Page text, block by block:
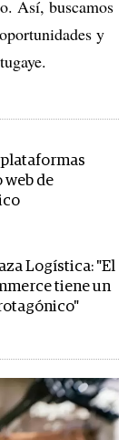
Así, buscamos
y
web de
Logística: "El
tiene un